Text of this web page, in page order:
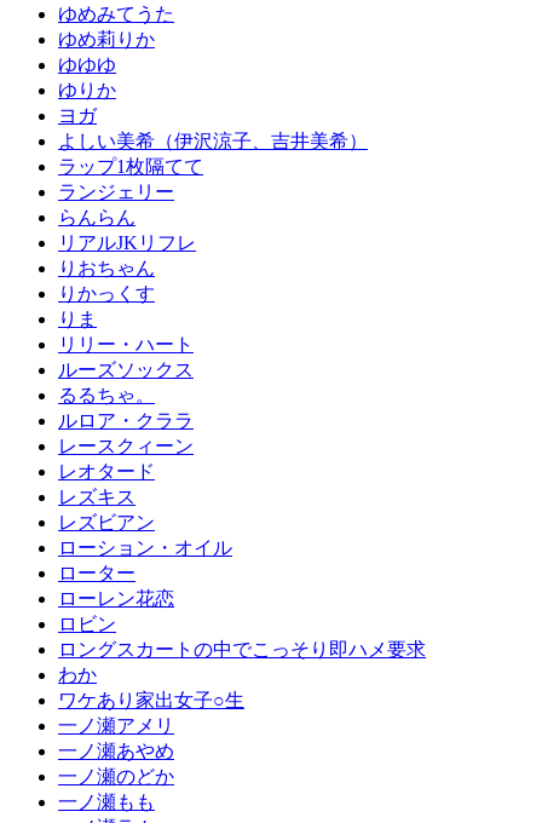
ゆめみてうた
ゆめ莉りか
ゆゆゆ
ゆりか
ヨガ
よしい美希（伊沢涼子、吉井美希）
ラップ1枚隔てて
ランジェリー
らんらん
リアルJKリフレ
りおちゃん
りかっくす
りま
リリー・ハート
ルーズソックス
るるちゃ。
ルロア・クララ
レースクィーン
レオタード
レズキス
レズビアン
ローション・オイル
ローター
ローレン花恋
ロビン
ロングスカートの中でこっそり即ハメ要求
わか
ワケあり家出女子○生
一ノ瀬アメリ
一ノ瀬あやめ
一ノ瀬のどか
一ノ瀬もも